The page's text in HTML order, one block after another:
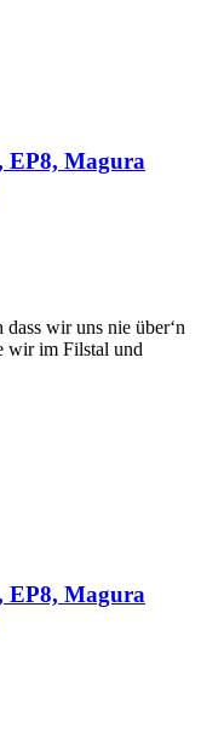
EP8, Magura
wir uns nie über‘n
wir im Filstal und
EP8, Magura